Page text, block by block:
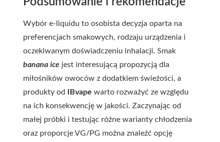
Wybór e-liquidu to osobista decyzja oparta na
preferencjach smakowych, rodzaju urządzenia i
oczekiwanym doświadczeniu inhalacji. Smak
banana ice jest interesującą propozycją dla
miłośników owoców z dodatkiem świeżości, a
produkty od
IBvape warto rozważyć ze względu
na ich konsekwencję w jakości. Zaczynając od
małej próbki i testując różne warianty chłodzenia
oraz proporcje VG/PG można znaleźć opcję